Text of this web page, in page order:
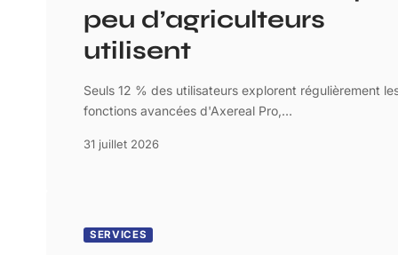
peu d’agriculteurs
utilisent
Seuls 12 % des utilisateurs explorent régulièrement
fonctions avancées d'Axereal Pro,…
31 juillet 2026
SERVICES